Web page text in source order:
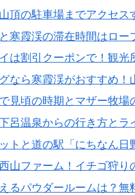
頂の駐車場までアクセス
寒霞渓の滞在時間はロー
は割引クーポンで！観光
なら寒霞渓がおすすめ！
見頃の時期とマザー牧場
呂温泉からの行き方とラ
トと道の駅「にちなん日
山ファーム！イチゴ狩り
るパウダールームは？無